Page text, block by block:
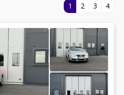
1 2 3 4